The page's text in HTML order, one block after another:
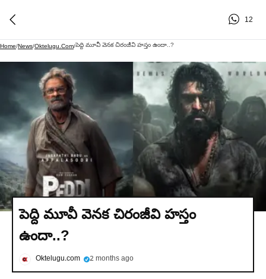
12
Home/News/Oktelugu.com/పెద్ది మూవీ వెనక చిరంజీవి హస్తం ఉందా..?
పెద్ది మూవీ వెనక చిరంజీవి హస్తం
ఉందా..?
Oktelugu.com 2 months ago